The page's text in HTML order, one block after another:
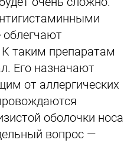
облегчают
таким препаратам
Его назначают
от аллергических
оболочки носа
вопрос —